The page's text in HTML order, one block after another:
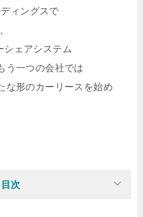
ィングスで
シェアシステム
う一つの会社では
な形のカーリースを始め
目次